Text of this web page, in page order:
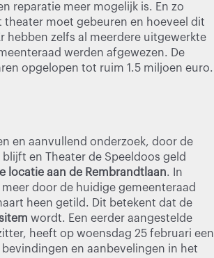
reparatie meer mogelijk is. En zo
theater moet gebeuren en hoeveel dit
hebben zelfs al meerdere uitgewerkte
werden afgewezen. De
opgelopen tot ruim 1.5 miljoen euro.
en aanvullend onderzoek, door de
en Theater de Speeldoos geld
locatie aan de Rembrandtlaan. In
door de huidige gemeenteraad
heen getild. Dit betekent dat de
wordt. Een eerder aangestelde
heeft op woensdag 25 februari een
en aanbevelingen in het